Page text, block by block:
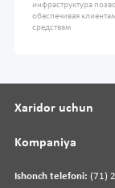
инфраструктура
обеспечивая
средствам
Ishonch telefoni: (71)
Xaridor uchun
Kompaniya